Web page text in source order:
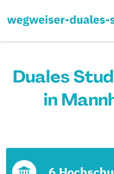
Duales
in